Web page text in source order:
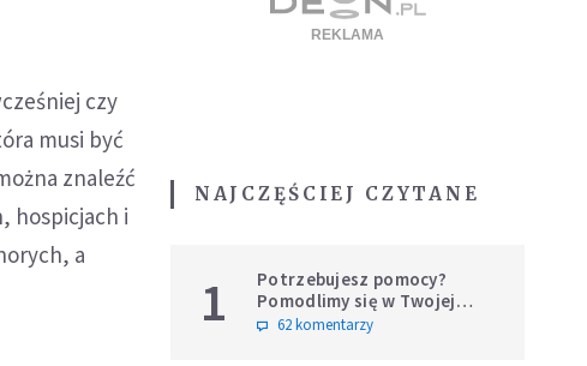
czy
musi być
znaleźć
hospicjach i
a
NAJCZĘŚCIEJ CZYTANE
1
Potrzebujesz pomocy?
Pomodlimy się w Twojej
intencji
62 komentarzy